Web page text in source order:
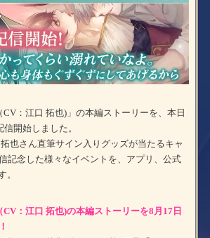
CV：江口 拓也)」の本編ストーリーを、本日
開始しました。
也さん直筆サイン入りグッズが当たるキャ
記念した様々なイベントを、アプリ、公式
。
：江口 拓也)の本編ストーリーを8月17日